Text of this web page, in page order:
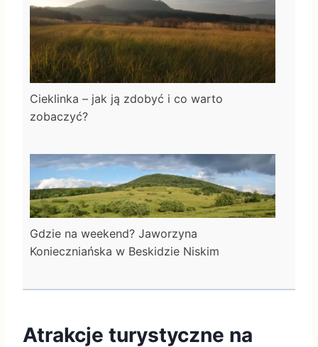
Cieklinka – jak ją zdobyć i co warto
zobaczyć?
Gdzie na weekend? Jaworzyna
Konieczniańska w Beskidzie Niskim
Atrakcje turystyczne na